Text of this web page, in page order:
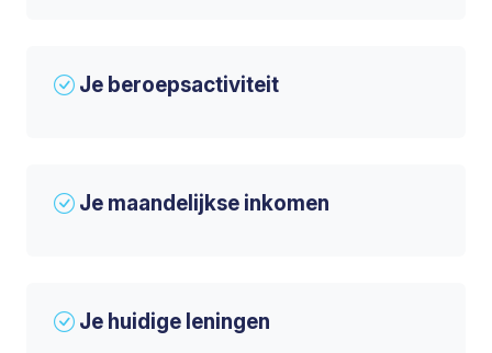
Je beroepsactiviteit
Je maandelijkse inkomen
Je huidige leningen